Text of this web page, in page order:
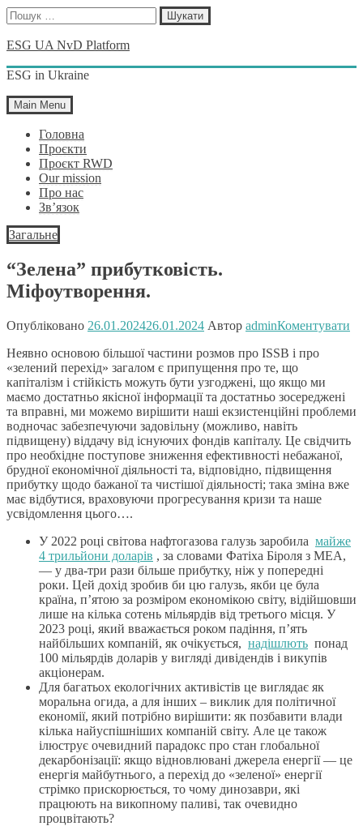
Пошук:
to
ESG UA NvD Platform
ESG in Ukraine
Main Menu
Головна
Проєкти
Проєкт RWD
Our mission
Про нас
Зв’язок
Загальне
“Зелена” прибутковість.
Міфоутворення.
Опубліковано 26.01.202426.01.2024 Автор adminКоментувати
Неявно основою більшої частини розмов про ISSB і про
«зелений перехід» загалом є припущення про те, що
капіталізм і стійкість можуть бути узгоджені, що якщо ми
маємо достатньо якісної інформації та достатньо зосереджені
та вправні, ми можемо вирішити наші екзистенційні проблеми
водночас забезпечуючи задовільну (можливо, навіть
підвищену) віддачу від існуючих фондів капіталу. Це свідчить
про необхідне поступове зниження ефективності небажаної,
брудної економічної діяльності та, відповідно, підвищення
прибутку щодо бажаної та чистішої діяльності; така зміна вже
має відбутися, враховуючи прогресування кризи та наше
усвідомлення цього….
У 2022 році світова нафтогазова галузь заробила майже
4 трильйони доларів , за словами Фатіха Біроля з МЕА,
— у два-три рази більше прибутку, ніж у попередні
роки. Цей дохід зробив би цю галузь, якби це була
країна, п’ятою за розміром економікою світу, відійшовши
лише на кілька сотень мільярдів від третього місця. У
2023 році, який вважається роком падіння, п’ять
найбільших компаній, як очікується, надішлють понад
100 мільярдів доларів у вигляді дивідендів і викупів
акціонерам.
Для багатьох екологічних активістів це виглядає як
моральна огида, а для інших – виклик для політичної
економії, який потрібно вирішити: як позбавити влади
кілька найуспішніших компаній світу. Але це також
ілюструє очевидний парадокс про стан глобальної
декарбонізації: якщо відновлювані джерела енергії — це
енергія майбутнього, а перехід до «зеленої» енергії
стрімко прискорюється, то чому динозаври, які
працюють на викопному паливі, так очевидно
процвітають?